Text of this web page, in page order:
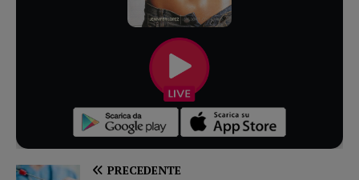
PRECEDENTE